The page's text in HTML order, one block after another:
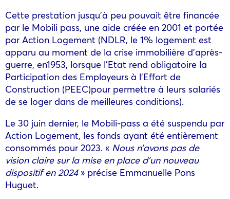
Cette prestation jusqu’à peu pouvait être financée
par le Mobili pass, une aide créée en 2001 et portée
par Action Logement (NDLR, le 1% logement est
apparu au moment de la crise immobilière d’après-
guerre, en1953, lorsque l’Etat rend obligatoire la
Participation des Employeurs à l’Effort de
Construction (PEEC)pour permettre à leurs salariés
de se loger dans de meilleures conditions).
Le 30 juin dernier, le Mobili-pass a été suspendu par
Action Logement, les fonds ayant été entièrement
consommés pour 2023. « Nous n’avons pas de
vision claire sur la mise en place d’un nouveau
dispositif en 2024» précise Emmanuelle Pons
Huguet.